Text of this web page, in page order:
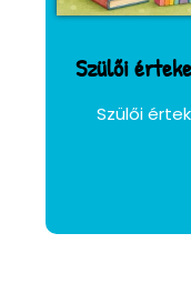
Szülői
Szülői